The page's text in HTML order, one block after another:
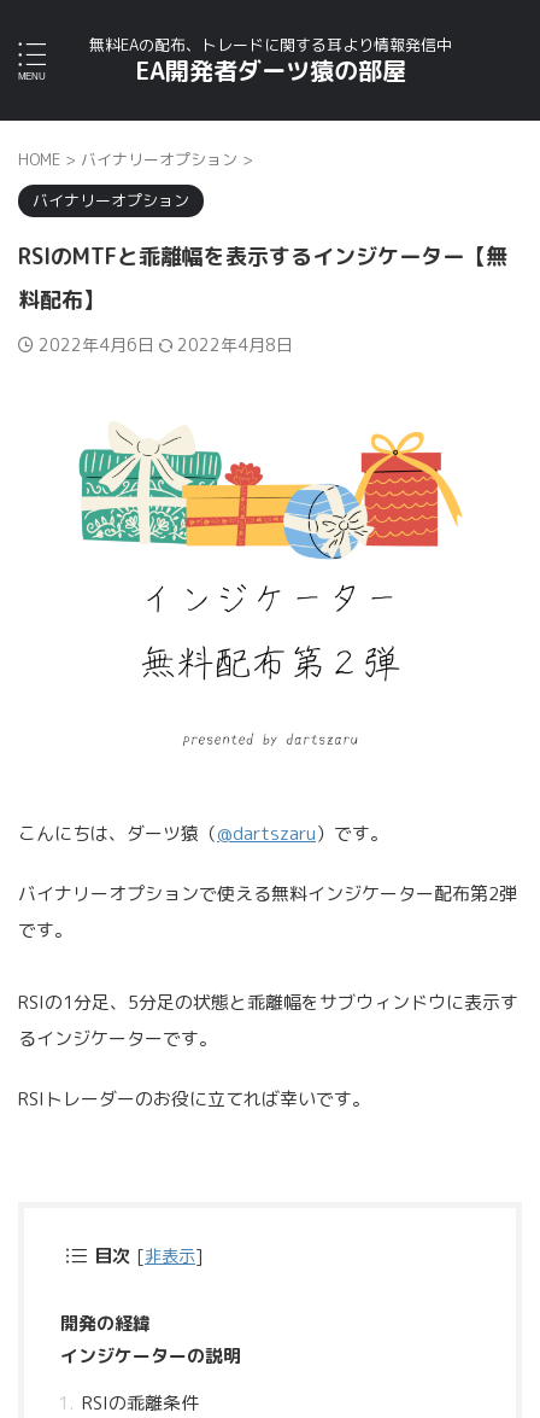
無料EAの配布、トレードに関する耳より情報発信中
EA開発者ダーツ猿の部屋
HOME > バイナリーオプション >
バイナリーオプション
RSIのMTFと乖離幅を表示するインジケーター【無
料配布】
2022年4月6日 2022年4月8日
こんにちは、ダーツ猿（@dartszaru）です。
バイナリーオプションで使える無料インジケーター配布第2弾
です。
RSIの1分足、5分足の状態と乖離幅をサブウィンドウに表示す
るインジケーターです。
RSIトレーダーのお役に立てれば幸いです。
目次 [非表示]
開発の経緯
インジケーターの説明
RSIの乖離条件